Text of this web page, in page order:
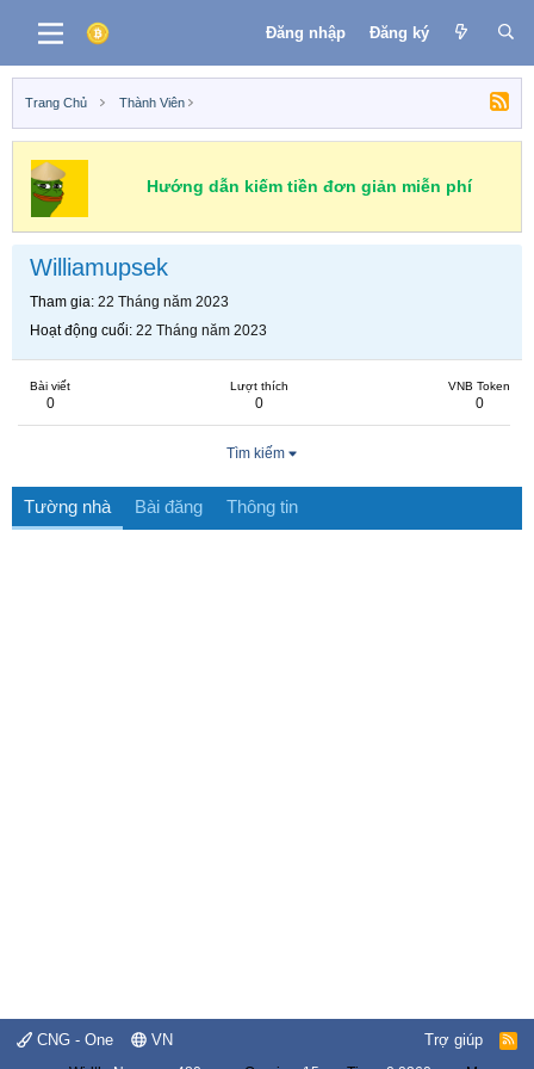
Đăng nhập Đăng ký
Trang Chủ Thành Viên
Hướng dẫn kiếm tiền đơn giản miễn phí
Williamupsek
Tham gia 22 Tháng năm 2023
Hoạt động cuối 22 Tháng năm 2023
Bài viết
0
Lượt thích
0
VNB Token
0
Tìm kiếm
Tường nhà Bài đăng Thông tin
CNG - One VN Trợ giúp
R